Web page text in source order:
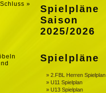
»
Spielpläne
Saison
2025/2026
Spielpläne
» 2.FBL Herren Spielplan
» U11 Spielplan
» U13 Spielplan